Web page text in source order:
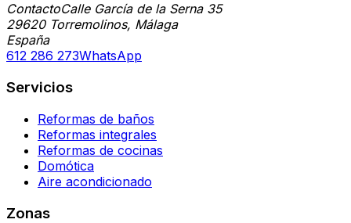
ContactoCalle García de la Serna 35
29620 Torremolinos, Málaga
España
612 286 273WhatsApp
Servicios
Reformas de baños
Reformas integrales
Reformas de cocinas
Domótica
Aire acondicionado
Zonas